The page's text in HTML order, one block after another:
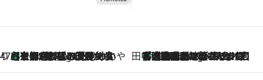
47都道府県の手みやげ ひんやりスイーツで夏を満喫
3 Hours Ago
【京都府】この夏絶対食べたい 冷やしておいしいおやつ3選 ひと口目から心を掴む新緑のテリーヌ 田中稲の勝手に再ブーム
8 Hours Ago
「湘南乃風に憧れて」観客大盛上がりの“タオル回し”に、ラッパー顔負けの高速歌唱まで…さだまさし（74）のアグレッシブすぎる現在地